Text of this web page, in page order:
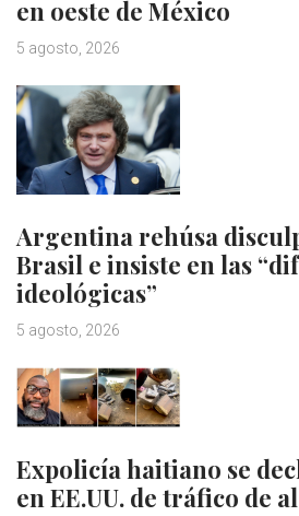
en oeste de México
5 agosto, 2026
Argentina rehúsa
Brasil e insiste en las
ideológicas”
5 agosto, 2026
Expolicía haitiano se
en EE.UU. de tráfico de